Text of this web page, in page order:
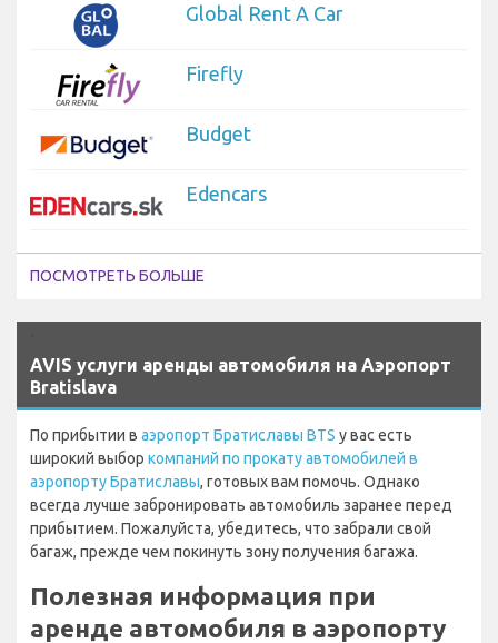
Global Rent A Car
Firefly
Budget
Edencars
ПОСМОТРЕТЬ БОЛЬШЕ
AVIS услуги аренды автомобиля на Аэропорт
Bratislava
По прибытии в аэропорт Братиславы BTS у вас есть
широкий выбор компаний по прокату автомобилей в
аэропорту Братиславы, готовых вам помочь. Однако
всегда лучше забронировать автомобиль заранее перед
прибытием. Пожалуйста, убедитесь, что забрали свой
багаж, прежде чем покинуть зону получения багажа.
Полезная информация при
аренде автомобиля в аэропорту